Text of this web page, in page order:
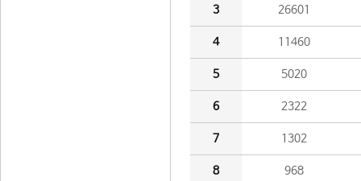
3 26601
4 11460
5 5020
6 2322
7 1302
8 968